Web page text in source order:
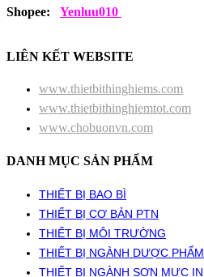
Shopee:
Yenluu010
LIÊN KẾT WEBSITE
www.thietbithinghiems.com
www.thietbithinghiemtot.com
www.chobuonvn.com
DANH MỤC SẢN PHẨM
THIẾT BỊ BAO BÌ
THIẾT BỊ CƠ BẢN PTN
THIẾT BỊ MÔI TRƯỜNG
THIẾT BỊ NGÀNH DƯỢC PHẨM
THIẾT BỊ NGÀNH SƠN MỰC IN